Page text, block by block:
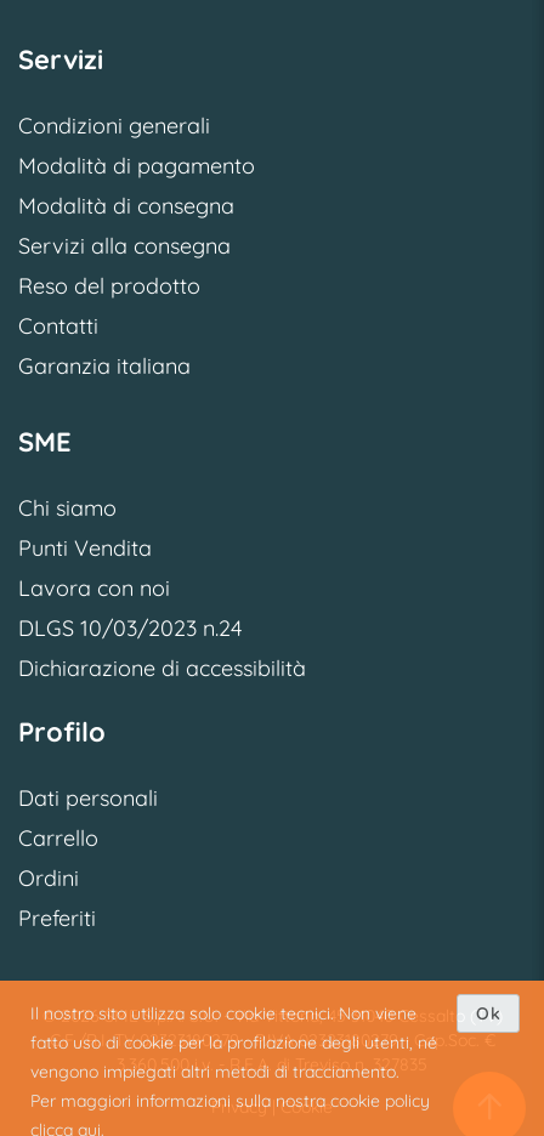
Il nostro sito utilizza solo cookie tecnici. Non viene
fatto uso di cookie per la profilazione degli utenti, né
vengono impiegati altri metodi di tracciamento.
Per maggiori informazioni sulla nostra cookie policy
clicca qui.
Ok
Servizi
Condizioni generali
Modalità di pagamento
Modalità di consegna
Servizi alla consegna
Reso del prodotto
Contatti
Garanzia italiana
SME
Chi siamo
Punti Vendita
Lavora con noi
DLGS 10/03/2023 n.24
Dichiarazione di accessibilità
Profilo
Dati personali
Carrello
Ordini
Preferiti
© 2026 SME S.p.A. S.U. - Via Vittoria, 45 31040 Cessalto (TV)
C.F./R.I. TV 02323180279 - P.IVA 02323180279 - Cap.Soc. €
3.360.500 i.v. - R.E.A. di Treviso n. 327835
Privacy|Cookie